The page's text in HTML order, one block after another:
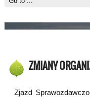
ZMIANY
Zjazd